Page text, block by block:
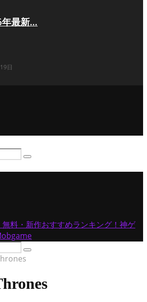
年最新…
日
Search
Search